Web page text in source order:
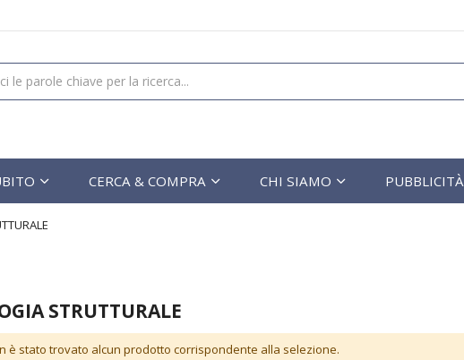
CERCA & COMPRA CHI SIAMO PUBBLICITÀ
STRUTTURALE
è stato trovato alcun prodotto corrispondente alla selezione.